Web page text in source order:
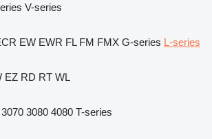
V-series
EW EWR FL FM FMX G-series L-series
EZ RD RT WL
3070 3080 4080 T-series